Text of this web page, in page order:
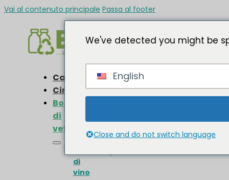
Vai al contenuto principale Passa al footer
Casa
Circa
Bottiglie
di
vetro
di
vino
We've detected you might be
English
Close and do not switch language